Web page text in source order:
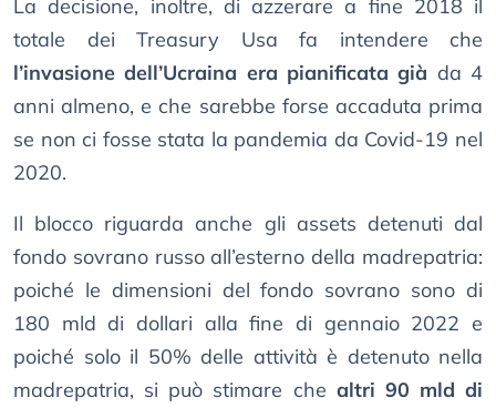
La decisione, inoltre, di azzerare a fine 2018 il
totale dei Treasury Usa fa intendere che
l’invasione dell’Ucraina era pianificata già da 4
anni almeno, e che sarebbe forse accaduta prima
se non ci fosse stata la pandemia da Covid-19 nel
2020.
Il blocco riguarda anche gli assets detenuti dal
fondo sovrano russo all’esterno della madrepatria:
poiché le dimensioni del fondo sovrano sono di
180 mld di dollari alla fine di gennaio 2022 e
poiché solo il 50% delle attività è detenuto nella
madrepatria, si può stimare che altri 90 mld di